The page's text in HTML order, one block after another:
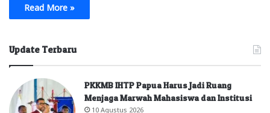
Read More »
Update Terbaru
PKKMB IHTP Papua Harus Jadi Ruang
Menjaga Marwah Mahasiswa dan Institusi
10 Agustus 2026